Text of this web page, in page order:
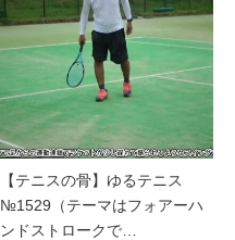
【テニスの骨】ゆるテニス
№1529（テーマはフォアーハ
ンドストロークで…